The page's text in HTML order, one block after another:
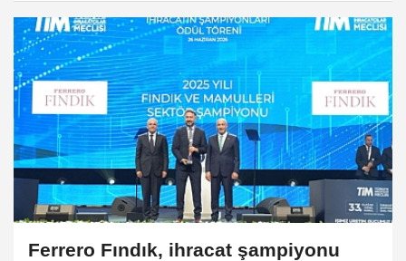
Ferrero Fındık, ihracat şampiyonu